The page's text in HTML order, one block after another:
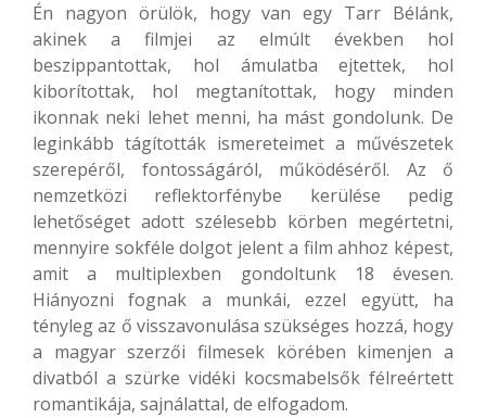
Én nagyon örülök, hogy van egy Tarr Bélánk,
akinek a filmjei az elmúlt években hol
beszippantottak, hol ámulatba ejtettek, hol
kiborítottak, hol megtanítottak, hogy minden
ikonnak neki lehet menni, ha mást gondolunk. De
leginkább tágították ismereteimet a művészetek
szerepéről, fontosságáról, működéséről. Az ő
nemzetközi reflektorfénybe kerülése pedig
lehetőséget adott szélesebb körben megértetni,
mennyire sokféle dolgot jelent a film ahhoz képest,
amit a multiplexben gondoltunk 18 évesen.
Hiányozni fognak a munkái, ezzel együtt, ha
tényleg az ő visszavonulása szükséges hozzá, hogy
a magyar szerzői filmesek körében kimenjen a
divatból a szürke vidéki kocsmabelsők félreértett
romantikája, sajnálattal, de elfogadom.